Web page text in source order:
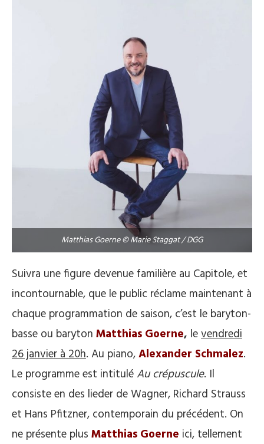
Matthias Goerne © Marie Staggat / DGG
Suivra une figure devenue familière au Capitole, et
incontournable, que le public réclame maintenant à
chaque programmation de saison, c’est le baryton-
basse ou baryton Matthias Goerne, levendredi
26 janvier à 20h. Au piano,Alexander Schmalez.
Le programme est intitulé Au crépuscule. Il
consiste en des lieder de Wagner, Richard Strauss
et Hans Pfitzner, contemporain du précédent. On
ne présente plus Matthias Goerne ici, tellement